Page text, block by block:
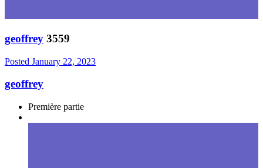
geoffrey 3559
Posted January 22, 2023
geoffrey
Première partie